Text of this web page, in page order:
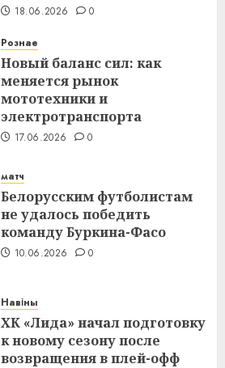
18.06.2026 0
Рознае
Новый баланс сил: как
меняется рынок
мототехники и
электротранспорта
17.06.2026 0
матч
Белорусским футболистам
не удалось победить
команду Буркина-Фасо
10.06.2026 0
Навіны
ХК «Лида» начал подготовку
к новому сезону после
возвращения в плей-офф